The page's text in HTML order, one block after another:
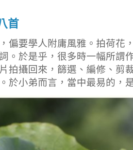
首
偏要學人附庸風雅。拍荷花
。於是乎，很多時一幅所謂
拍攝回來，篩選、編修、剪
於小弟而言，當中最易的，